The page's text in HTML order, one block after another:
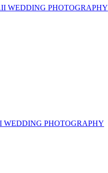
WEDDING PHOTOGRAPHY
WEDDING PHOTOGRAPHY